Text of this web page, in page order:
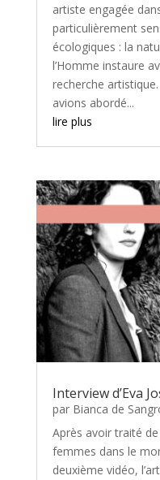
artiste engagée
particulièrement
écologiques : la
l’Homme instaure
recherche
avions abordé...
lire plus
Interview d’Eva
par Bianca de
Après avoir traité
femmes dans le
deuxième vidéo,